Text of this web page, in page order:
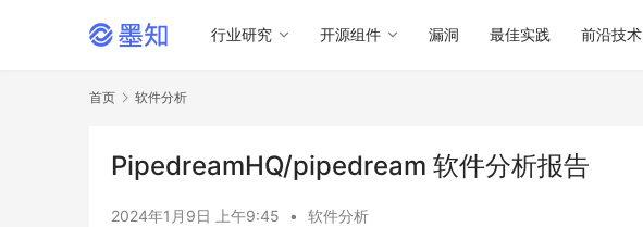
行业研究 开源组件 漏洞 最佳实践 前沿技术
首页 软件分析
PipedreamHQ/pipedream 软件分析报告
2024年1月9日 上午9:45 • 软件分析